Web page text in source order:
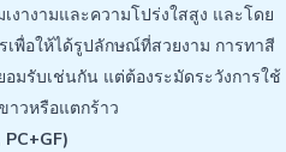
งางามและความโปร่งใสสูง และโดย
เพื่อให้ได้รูปลักษณ์ที่สวยงาม การทาสี
มรับเช่นกัน แต่ต้องระมัดระวังการใช้
าวหรือแตกร้าว